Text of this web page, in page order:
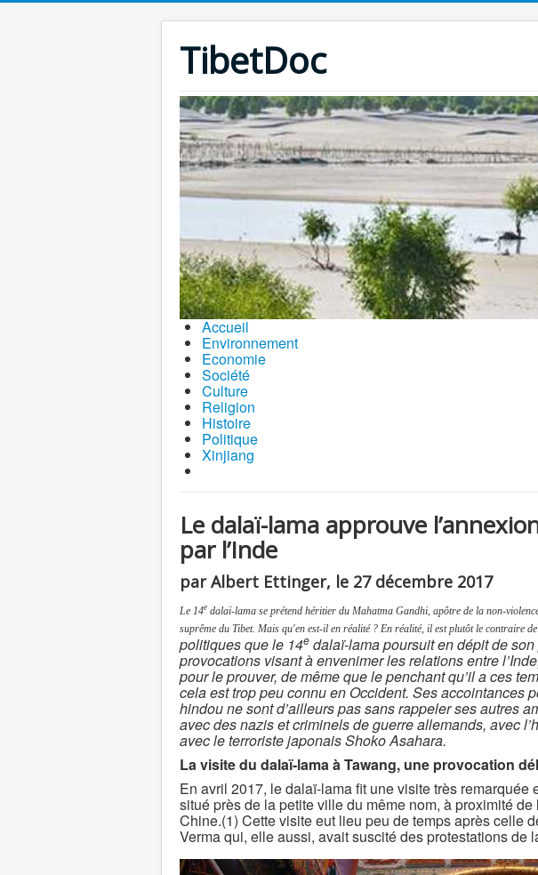
TibetDoc
Accueil
Environnement
Economie
Société
Culture
Religion
Histoire
Politique
Xinjiang
Le dalaï-lama approuve
par l’Inde
par Albert Ettinger, le 27 décembre 2017
Le 14e dalaï-lama se prétend héritier du Mahatma Gandhi, apôtre de la non-
suprême du Tibet. Mais qu'en est-il en réalité ? En réalité, il estplutôt le contraire de
politiques que le 14e dalaï-lamapoursuit en dépit de
provocations visant à envenimer les relations entre
pour le prouver, de même que le penchant qu’il a ces
cela est trop peu connu en Occident. Ses accointances
hindou ne sont d’ailleurs pas sans rappeler ses autres
avec des nazis et criminels de guerre allemands, avec
avec le terroriste japonais Shoko Asahara.
La visite du dalaï-lama à Tawang, une provocation
En avril 2017, le dalaï-lama fit une visite très remarquée
situé près de la petite ville du même nom, à proximité
Chine.(1) Cette visite eut lieu peu de temps après celle
Verma qui, elle aussi, avait suscité des protestations de